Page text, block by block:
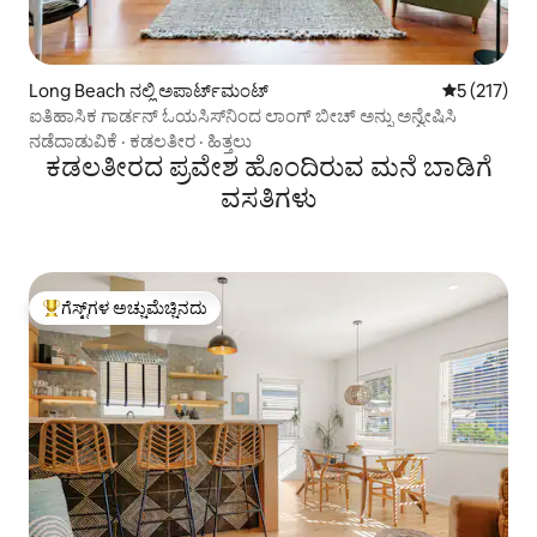
Long Beach ನಲ್ಲಿ ಅಪಾರ್ಟ್‌ಮಂಟ್ 5 ರಲ್ಲಿ 5
5 (217)
ಐತಿಹಾಸಿಕ ಗಾರ್ಡನ್ ಓಯಸಿಸ್‌ನಿಂದ ಲಾಂಗ್ ಬೀಚ್ ಅನ್ನು ಅನ್ವೇಷಿಸಿ
ನಡೆದಾಡುವಿಕೆ · ಕಡಲತೀರ · ಹಿತ್ತಲು
ಕಡಲತೀರದ ಪ್ರವೇಶ ಹೊಂದಿರುವ ಮನೆ ಬಾಡಿಗೆ
ವಸತಿಗಳು
ಗೆಸ್ಟ್‌ಗಳಿಗೆ ಅತಿ ಹೆಚ್ಚು ಅಚ್ಚುಮೆಚ್ಚಿನದು
ಗೆಸ್ಟ್‌ಗಳ ಅಚ್ಚುಮೆಚ್ಚಿನದು